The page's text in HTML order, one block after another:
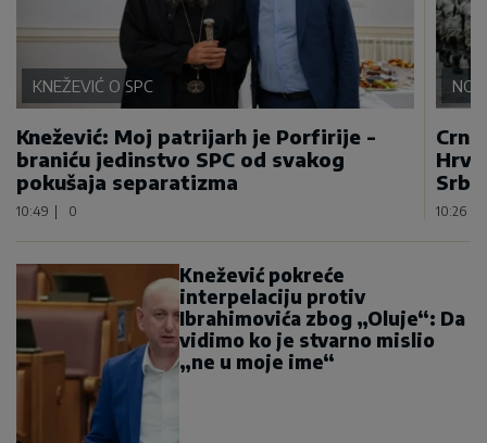
KNEŽEVIĆ O SPC
Knežević: Moj patrijarh je Porfirije -
braniću jedinstvo SPC od svakog
pokušaja separatizma
10:49 | 0 10:26
Knežević pokreće
interpelaciju protiv
Ibrahimovića zbog „Oluje“: Da
vidimo ko je stvarno mislio
„ne u moje ime“